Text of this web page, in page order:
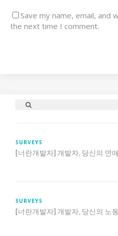
Save my name, email,
the next time I comment.
SURVEYS
[너란개발자] 개발자, 당신의 연
SURVEYS
[너란개발자] 개발자, 당신의 노